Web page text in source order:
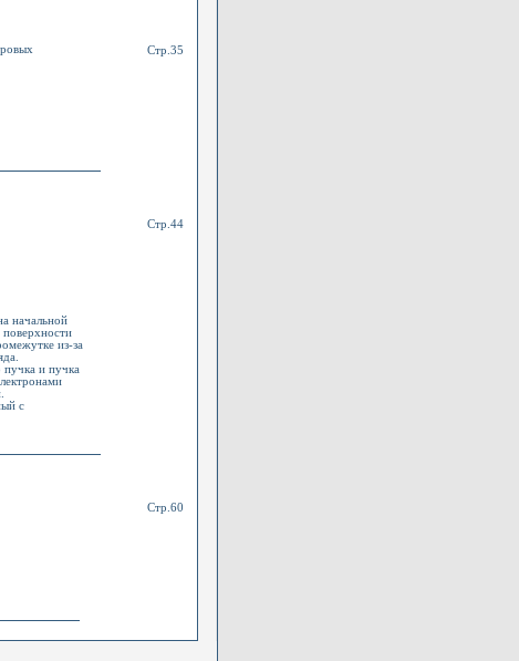
Стр.35
начальной
из-за
пучка и пучка
с
Стр.44
Стр.60